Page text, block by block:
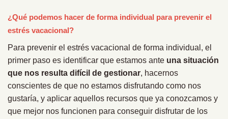
¿Qué podemos hacer de forma individual para prevenir el
estrés vacacional?
Para prevenir el estrés vacacional de forma individual, el
primer paso es identificar que estamos ante una situación
que nos resulta difícil de gestionar, hacernos
conscientes de que no estamos disfrutando como nos
gustaría, y aplicar aquellos recursos que ya conozcamos y
que mejor nos funcionen para conseguir disfrutar de los